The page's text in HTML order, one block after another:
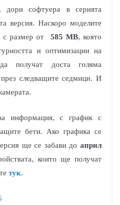
дори софтуера в серията
версия. Наскоро моделите
с размер от 585 MB, която
и оптимизации на
получат доста голяма
през следващите седмици. И
информация, с график с
бети. Ако графика се
ще се забави до април
които ще получат
тук.